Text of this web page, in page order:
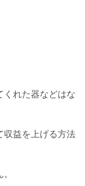
くれた器などはな
収益を上げる方法